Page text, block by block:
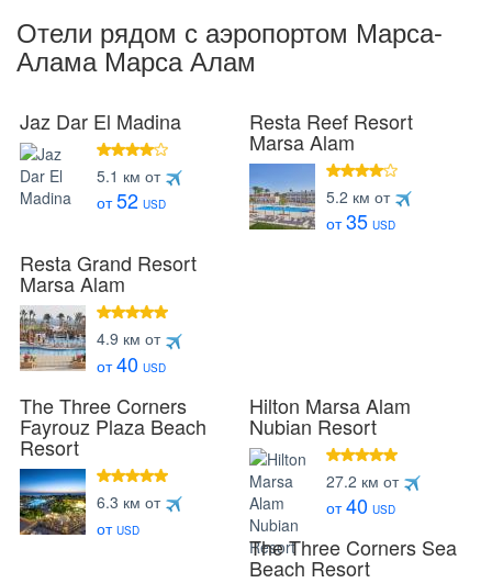
Отели рядом с аэропортом Марса-
Алама Марса Алам
Jaz Dar El Madina
4 звезды
5.1 км от
от52 USD
Resta Reef Resort
Marsa Alam
4 звезды
5.2 км от
от35 USD
Resta Grand Resort
Marsa Alam
5 звезд
4.9 км от
от40 USD
The Three Corners
Fayrouz Plaza Beach
Resort
5 звезд
6.3 км от
от USD
Hilton Marsa Alam
Nubian Resort
5 звезд
27.2 км от
от40 USD
The Three Corners Sea
Beach Resort